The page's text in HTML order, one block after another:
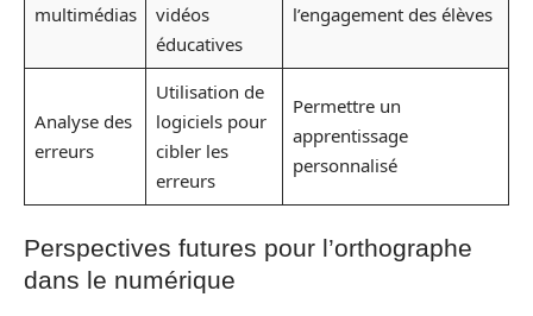
multimédias
vidéos
éducatives
l’engagement des élèves
Analyse des
erreurs
Utilisation de
logiciels pour
cibler les
erreurs
Permettre un
apprentissage
personnalisé
Perspectives futures pour l’orthographe
dans le numérique